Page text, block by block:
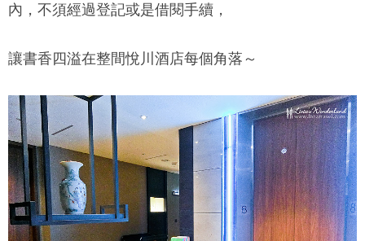
內，不須經過登記或是借閱手續，
讓書香四溢在整間悅川酒店每個角落～